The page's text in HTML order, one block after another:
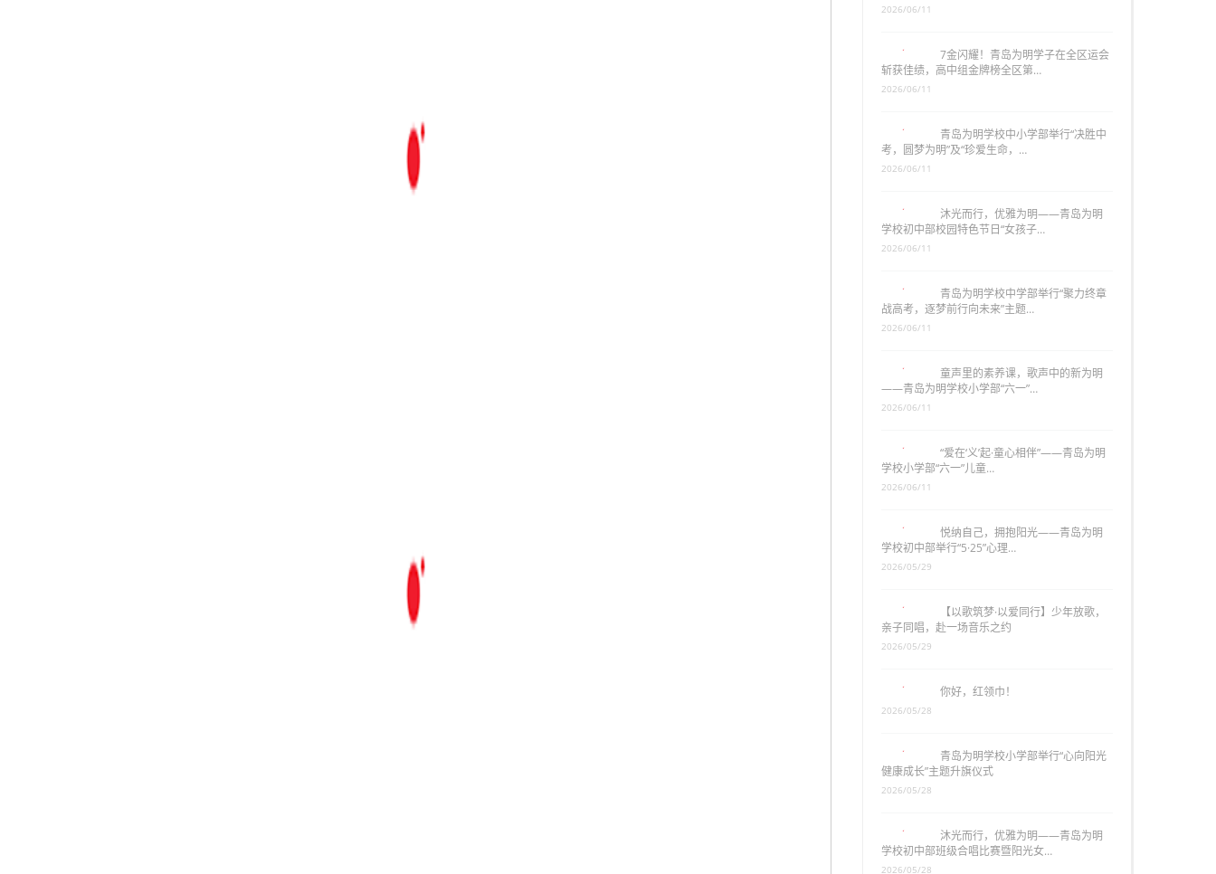
2026/06/11
7金闪耀！青岛为明学子在全区运会
斩获佳绩，高中组金牌榜全区第…
2026/06/11
青岛为明学校中小学部举行“决胜中
考，圆梦为明”及“珍爱生命，…
2026/06/11
沐光而行，优雅为明——青岛为明
学校初中部校园特色节日“女孩子…
2026/06/11
青岛为明学校中学部举行“聚力终章
战高考，逐梦前行向未来”主题…
2026/06/11
童声里的素养课，歌声中的新为明
——青岛为明学校小学部“六一”…
2026/06/11
“爱在‘义’起·童心相伴”——青岛为明
学校小学部“六一”儿童…
2026/06/11
悦纳自己，拥抱阳光——青岛为明
学校初中部举行“5·25”心理…
2026/05/29
【以歌筑梦·以爱同行】少年放歌，
亲子同唱，赴一场音乐之约
2026/05/29
你好，红领巾！
2026/05/28
青岛为明学校小学部举行“心向阳光
健康成长”主题升旗仪式
2026/05/28
沐光而行，优雅为明——青岛为明
学校初中部班级合唱比赛暨阳光女…
2026/05/28